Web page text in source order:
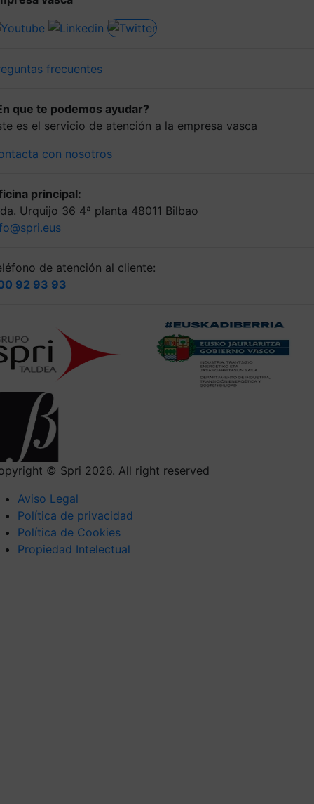
frecuentes
que te podemos ayudar?
es el servicio de atención a la empresa vasca
con nosotros
principal:
Urquijo 36 4ª planta 48011 Bilbao
de atención al cliente:
92 93 93
© Spri 2026. All right reserved
Aviso Legal
Política de privacidad
Política de Cookies
Propiedad Intelectual